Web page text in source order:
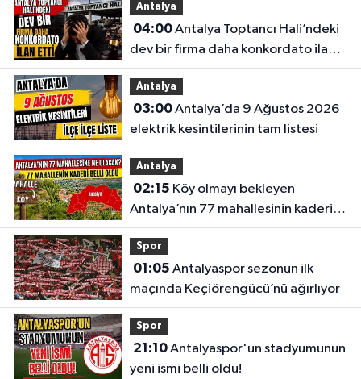
Antalya
04:00Antalya Toptancı Hali’ndeki
dev bir firma daha konkordato ilan
etti
Antalya
03:00Antalya’da 9 Ağustos 2026
elektrik kesintilerinin tam listesi
Antalya
02:15
Antalya’nın 77 mahallesinin kaderi
belli oldu
Spor
01:05
maçında Keçiörengücü’nü ağırlıyor
Spor
21:10Antalyaspor'un stadyumunun
yeni ismi belli oldu!